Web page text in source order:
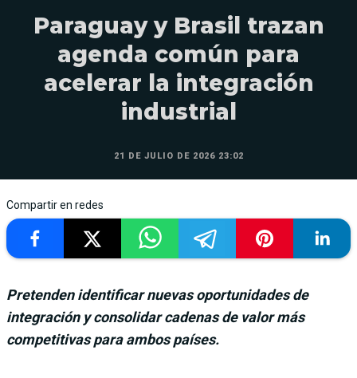
Paraguay y Brasil trazan
agenda común para
acelerar la integración
industrial
21 DE JULIO DE 2026 23:02
Compartir en redes
Pretenden identificar nuevas oportunidades de
integración y consolidar cadenas de valor más
competitivas para ambos países.